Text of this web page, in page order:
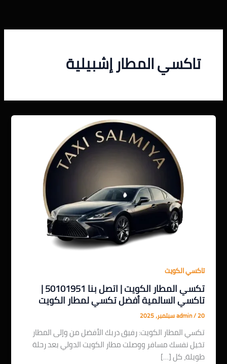
المحتوى
تاكسي المطار إشبيلية
تاكسي الكويت
تكسي المطار الكويت | اتصل بنا 50101951 |
تاكسي السالمية أفضل تكسي لمطار الكويت
admin/20 سبتمبر، 2025
تكسي المطار الكويت: رفيق دربك الأفضل من وإلى المطار
تخيل نفسك مسافر ووصلت مطار الكويت الدولي بعد رحلة
طويلة، كل […]